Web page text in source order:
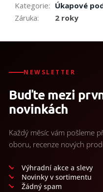
Kategorie: Úkapové
Záruka: 2 roky
NEWSLETTER
Buďte mezi
novinkách
Každý měsíc vám pošleme
oboru, recenze nových
Výhradní akce a slevy
Novinky v sortimentu
Žádný spam